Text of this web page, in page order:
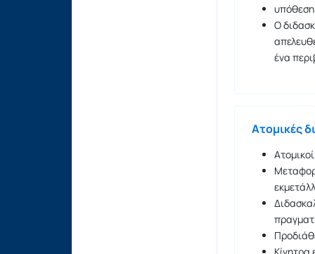
υπόθεση
Ο
ένα
Ατομικές